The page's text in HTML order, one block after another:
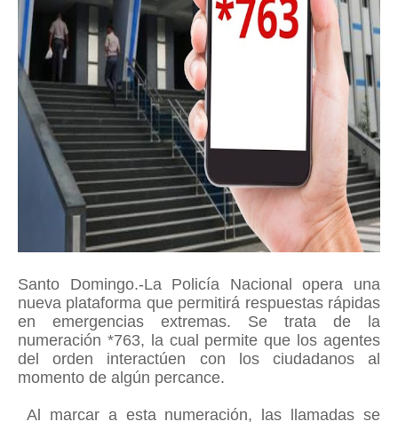
Santo Domingo.-La Policía Nacional opera una
nueva plataforma que permitirá respuestas rápidas
en emergencias extremas. Se trata de la
numeración *763, la cual permite que los agentes
del orden interactúen con los ciudadanos al
momento de algún percance.
Al marcar a esta numeración, las llamadas se